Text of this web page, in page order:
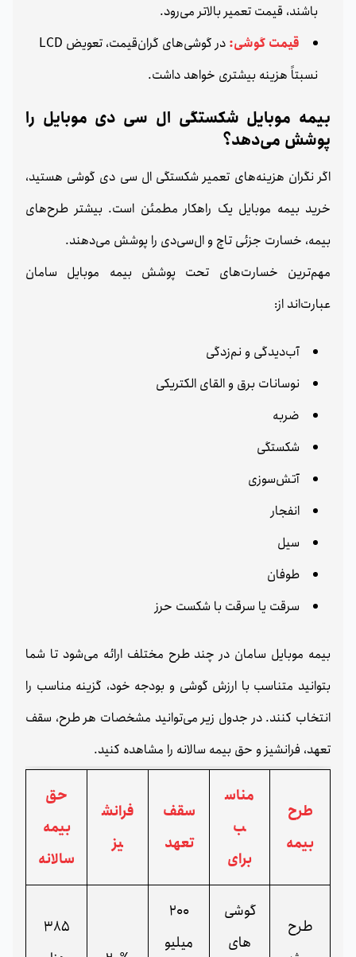
باشند، قیمت تعمیر بالاتر می‌رود.
قیمت گوشی:
در گوشی‌های گران‌قیمت، تعویض LCD
نسبتاً هزینه بیشتری خواهد داشت.
بیمه موبایل شکستگی ال سی دی موبایل را
پوشش می‌دهد؟
اگر نگران هزینه‌های تعمیر شکستگی ال سی دی گوشی هستید،
خرید بیمه موبایل یک راهکار مطمئن است. بیشتر طرح‌های
بیمه، خسارت جزئی تاچ و ال‌سی‌دی را پوشش می‌دهند.
مهم‌ترین خسارت‌های تحت پوشش بیمه موبایل سامان
عبارت‌اند از:
آب‌دیدگی و نم‌زدگی
نوسانات برق و القای الکتریکی
ضربه
شکستگی
آتش‌سوزی
انفجار
سیل
طوفان
سرقت یا سرقت با شکست حرز
بیمه موبایل سامان در چند طرح مختلف ارائه می‌شود تا شما
بتوانید متناسب با ارزش گوشی و بودجه خود، گزینه مناسب را
انتخاب کنند. در جدول زیر می‌توانید مشخصات هر طرح، سقف
تعهد، فرانشیز و حق بیمه سالانه را مشاهده کنید.
طرح
بیمه
مناس
ب
برای
سقف
تعهد
فرانش
یز
حق
بیمه
سالانه
طرح
گوشی‌
های
200
میلیو
385